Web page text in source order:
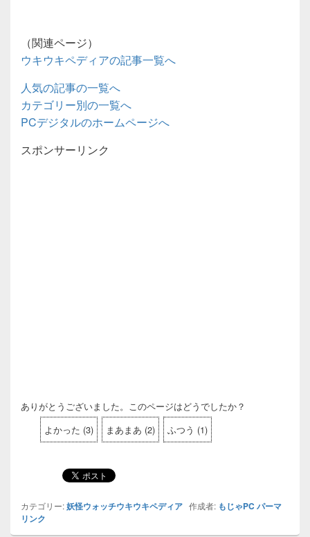
（関連ページ）
ウキウキペディアの記事一覧へ
人気の記事の一覧へ
カテゴリー別の一覧へ
PCデジタルのホームページへ
スポンサーリンク
ありがとうございました。このページはどうでしたか？
よかった (3) まあまあ (2) ふつう (1)
カテゴリー:妖怪ウォッチウキウキペディア 作成者: もじゃPC パーマ
リンク